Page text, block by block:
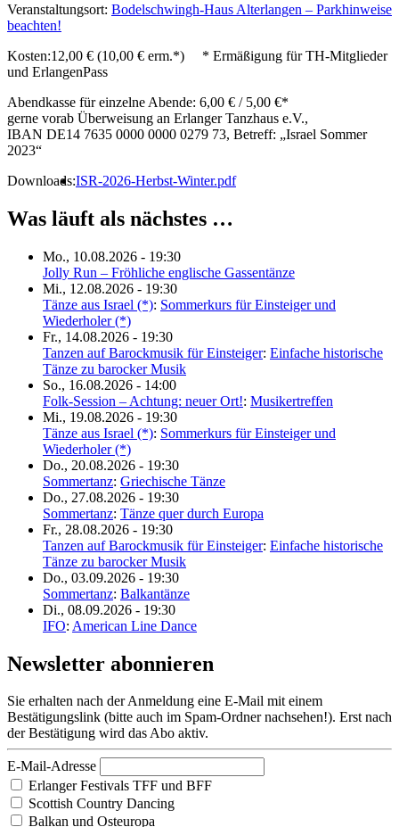
Veranstaltungsort: Bodelschwingh-Haus Alterlangen – Parkhinweise
beachten!
Kosten:12,00 € (10,00 € erm.*) * Ermäßigung für TH-Mitglieder
und ErlangenPass
Abendkasse für einzelne Abende: 6,00 € / 5,00 €*
gerne vorab Überweisung an Erlanger Tanzhaus e.V.,
IBAN DE14 7635 0000 0000 0279 73, Betreff: „Israel Sommer
2023“
Downloads:ISR-2026-Herbst-Winter.pdf
Was läuft als nächstes …
Mo., 10.08.2026 - 19:30
Jolly Run – Fröhliche englische Gassentänze
Mi., 12.08.2026 - 19:30
Tänze aus Israel (*): Sommerkurs für Einsteiger und
Wiederholer (*)
Fr., 14.08.2026 - 19:30
Tanzen auf Barockmusik für Einsteiger: Einfache historische
Tänze zu barocker Musik
So., 16.08.2026 - 14:00
Folk-Session – Achtung: neuer Ort!: Musikertreffen
Mi., 19.08.2026 - 19:30
Tänze aus Israel (*): Sommerkurs für Einsteiger und
Wiederholer (*)
Do., 20.08.2026 - 19:30
Sommertanz: Griechische Tänze
Do., 27.08.2026 - 19:30
Sommertanz: Tänze quer durch Europa
Fr., 28.08.2026 - 19:30
Tanzen auf Barockmusik für Einsteiger: Einfache historische
Tänze zu barocker Musik
Do., 03.09.2026 - 19:30
Sommertanz: Balkantänze
Di., 08.09.2026 - 19:30
IFO: American Line Dance
Newsletter abonnieren
Sie erhalten nach der Anmeldung eine E-Mail mit einem
Bestätigungslink (bitte auch im Spam-Ordner nachsehen!). Erst nach
der Bestätigung wird das Abo aktiv.
E-Mail-Adresse
Erlanger Festivals TFF und BFF
Scottish Country Dancing
Balkan und Osteuropa